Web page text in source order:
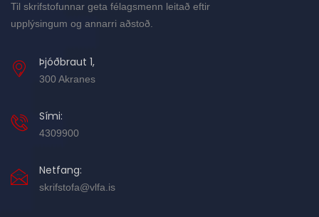
Til skrifstofunnar geta félagsmenn leitað eftir
upplýsingum og annarri aðstoð.
Þjóðbraut 1,
300 Akranes
Sími:
4309900
Netfang:
skrifstofa@vlfa.is